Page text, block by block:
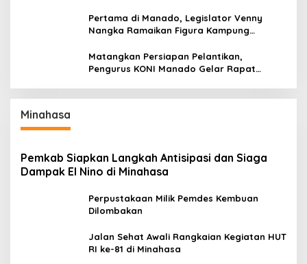
Pertama di Manado, Legislator Venny
Nangka Ramaikan Figura Kampung
Matangkan Persiapan Pelantikan,
Pengurus KONI Manado Gelar Rapat
Minahasa
Pemkab Siapkan Langkah Antisipasi dan Siaga
Dampak El Nino di Minahasa
Perpustakaan Milik Pemdes Kembuan
Dilombakan
Jalan Sehat Awali Rangkaian Kegiatan HUT
RI ke-81 di Minahasa